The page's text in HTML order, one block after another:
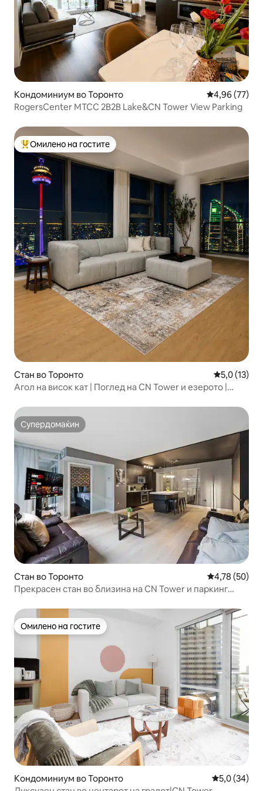
Кондоминиум во Торонто Просечна
4,96 (77)
RogersCenter MTCC 2B2B Lake&CN Tower View Parking
Меѓу најуспешните „Омилени на гостите“
Омилено на гостите
Стан во Торонто Просечна
5,0 (13)
Агол на висок кат | Поглед на CN Tower и езерото |
Супердомаќин
Супердомаќин
Стан во Торонто Просечна
4,78 (50)
Прекрасен стан во близина на CN Tower и паркинг
Омилено на гостите
Омилено на гостите
Кондоминиум во Торонто Просечна
5,0 (34)